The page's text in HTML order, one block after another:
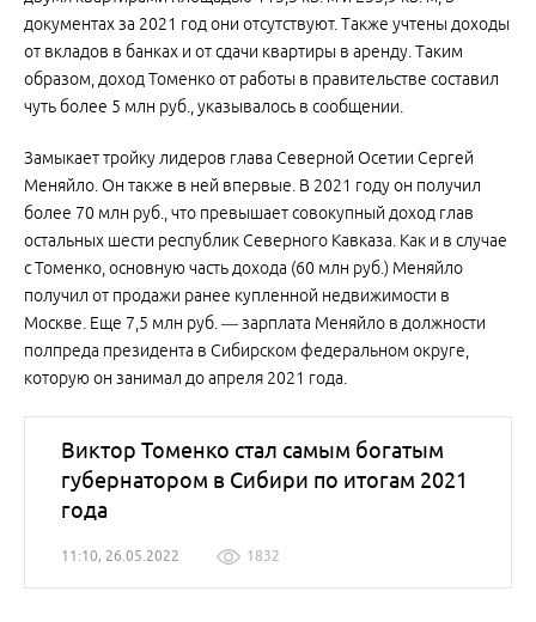
документах за 2021 год они отсутствуют. Также учтены доходы
от вкладов в банках и от сдачи квартиры в аренду. Таким
образом, доход Томенко от работы в правительстве составил
чуть более 5 млн руб., указывалось в сообщении.
Замыкает тройку лидеров глава Северной Осетии Сергей
Меняйло. Он также в ней впервые. В 2021 году он получил
более 70 млн руб., что превышает совокупный доход глав
остальных шести республик Северного Кавказа. Как и в случае
с Томенко, основную часть дохода (60 млн руб.) Меняйло
получил от продажи ранее купленной недвижимости в
Москве. Еще 7,5 млн руб. — зарплата Меняйло в должности
полпреда президента в Сибирском федеральном округе,
которую он занимал до апреля 2021 года.
Виктор Томенко стал самым богатым
губернатором в Сибири по итогам 2021
года
11:10, 26.05.2022 1832